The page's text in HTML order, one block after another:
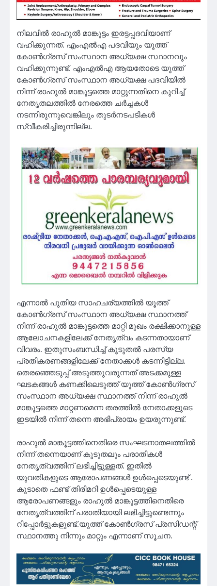
നിലവില്‍ രാഹുല്‍ മാങ്കൂട്ടം ഇരട്ടപ്പദവിയാണ്
വഹിക്കുന്നത്. എംഎല്‍എ പദവിയും യൂത്ത്
കോണ്‍ഗ്രസ് സംസ്ഥാന അധ്യക്ഷ സ്ഥാനവും
വഹിക്കുന്നുണ്ട്. എംഎല്‍എ ആയതോടെ യൂത്ത്
കോണ്‍ഗ്രസ് സംസ്ഥാന അധ്യക്ഷ പദവിയില്‍
നിന്ന് രാഹുല്‍ മാങ്കൂട്ടത്തെ മാറ്റുന്നതിനെ കുറിച്ച്
നേതൃതലത്തില്‍ നേരത്തെ ചര്‍ച്ചകള്‍
നടന്നിരുന്നുവെങ്കിലും തുടര്‍നടപടികള്‍
സ്വീകരിച്ചിരുന്നില്ല.
എന്നാല്‍ പുതിയ സാഹചര്യത്തില്‍ യൂത്ത്
കോണ്‍ഗ്രസ് സംസ്ഥാന അധ്യക്ഷ സ്ഥാനത്ത്
നിന്ന് രാഹുല്‍ മാങ്കൂട്ടത്തെ മാറ്റി മുഖം രക്ഷിക്കാനുള്ള
ആലോചനകളിലേക്ക് നേതൃത്വം കടന്നതായാണ്
വിവരം. ഇതുസംബന്ധിച്ച് കൂടുതല്‍ പരസ്യ
പ്രതികരണങ്ങളിലേക്ക് നേതാക്കള്‍ കടന്നിട്ടില്ല.
തെരഞ്ഞെടുപ്പ് അടുത്തുവരുന്നത് അടക്കമുള്ള
ഘടകങ്ങള്‍ കണക്കിലെടുത്ത് യൂത്ത് കോണ്‍ഗ്രസ്
സംസ്ഥാന അധ്യക്ഷ സ്ഥാനത്ത് നിന്ന് രാഹുല്‍
മാങ്കൂട്ടത്തെ മാറ്റണമെന്ന തരത്തില്‍ നേതാക്കളുടെ
ഇടയില്‍ നിന്ന് തന്നെ അഭിപ്രായം ഉയരുന്നുണ്ട്.
രാഹുല്‍ മാങ്കൂട്ടത്തിനെതിരെ സംഘടനാതലത്തില്‍
നിന്ന് തന്നെയാണ് കൂടുതലും പരാതികള്‍
നേതൃത്വത്തിന് ലഭിച്ചിട്ടുള്ളത്. ഇതില്‍
യുവതികളുടെ ആരോപണങ്ങള്‍ ഉള്‍പ്പെടെയുണ്ട് .
കൂടാതെ ഫണ്ട് തിരിമറി ഉള്‍പ്പെടെയുള്ള
ആരോപണങ്ങളും രാഹുല്‍ മാങ്കൂട്ടത്തിനെതിരെ
നേതൃത്വത്തിന് പരാതിയായി ലഭിച്ചിട്ടുണ്ടെന്നും
റിപ്പോര്‍ട്ടുകളുണ്ട്.യൂത്ത് കോൺഗ്രസ് പ്രസിഡന്റ്
സ്ഥാനത്തു നിന്നും മാറ്റും എന്നാണ് സൂചന.